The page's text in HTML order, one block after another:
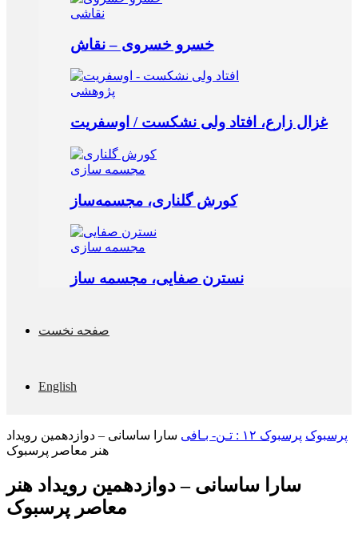
نقاشی
خسرو خسروی – نقاش
پژوهشی
غزال زارع، افتاد ولی نشکست / اوسفریت
مجسمه‌ سازی
کورش گلناری، مجسمه‌ساز
مجسمه‌ سازی
نسترن صفایی، مجسمه ساز
صفحه نخست
English
پرسبوک پرسبوک ۱۲ : تـن- بـافی
سارا ساسانی – دوازدهمین رویداد
هنر معاصر پرسبوک
سارا ساسانی – دوازدهمین رویداد هنر
معاصر پرسبوک